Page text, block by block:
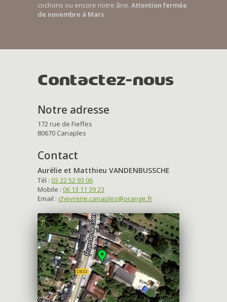
cochons ou encore notre âne. Attention fermée
de novembre à Mars
Contactez-nous
Notre adresse
172 rue de Fieffes
80670 Canaples
Contact
Aurélie et Matthieu VANDENBUSSCHE
Tél : 03 22 52 93 06
Mobile : 06 13 11 39 23
Email : chevrerie.canaples@orange.fr